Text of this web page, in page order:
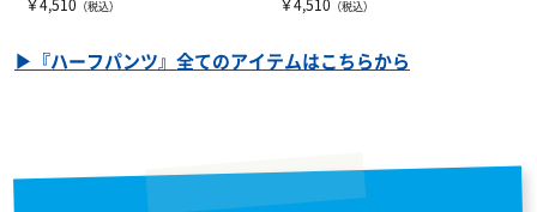
￥4,510 （税込） ￥4,510 （税込）
▶『ハーフパンツ』全てのアイテムはこちらから